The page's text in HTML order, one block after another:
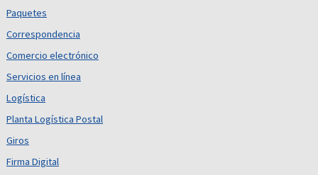
Paquetes
Correspondencia
Comercio electrónico
Servicios en línea
Logística
Planta Logística Postal
Giros
Firma Digital